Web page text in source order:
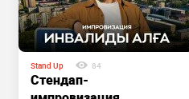
Stand Up 84
Стендап-